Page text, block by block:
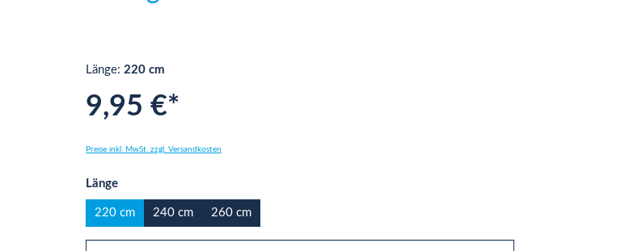
Länge: 220 cm
9,95 €*
Preise inkl. MwSt. zzgl. Versandkosten
Längeauswählen
220 cm 240 cm 260 cm